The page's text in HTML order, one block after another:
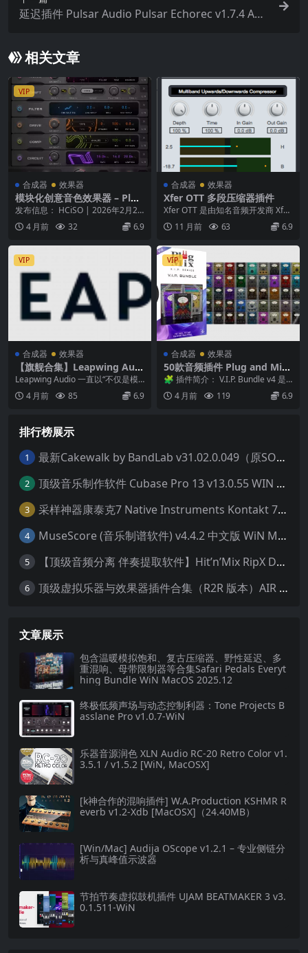
延迟插件 Pulsar Audio Pulsar Echorec v1.7.4 AR
相关文章
VIP
合成器 效果器
模块化创意音色效果器 – Plug
in Alliance Brainworx bx_to
nebox v1.0.0 macOS [HCiS
O]
发布信息： HCiSO | 2026年2月22
日 平台： macOS (支持 m...
4 月前 32 6.9
合成器 效果器
Xfer OTT 多段压缩器插件
Xfer OTT 是由知名音频开发商 Xfer
Records 发布的一款 免费...
11 月前 63 6.9
VIP
合成器 效果器
【旗舰合集】Leapwing Audi
o Bundle v2025.12 (macOS)
Leapwing Audio 一直以“不仅是模
拟，更是创新”而著称。他们不单纯
复...4 月前 85 6.9
VIP
合成器 效果器
50款音频插件 Plug and Mix
VIP Bundle 4.1.0 Win macO
S
🧩 插件简介： V.I.P. Bundle v4 是 P
lug & Mi...
4 月前 119 6.9
排行榜展示
1 最新Cakewalk by BandLab v31.02.0.049（原SONAR白金版）中文版/安装方法（Win）
2 顶级音乐制作软件 Cubase Pro 13 v13.0.55 WIN MAC 破解版下载含全套80G音色库 附安装教程
3 采样神器康泰克7 Native Instruments Kontakt 7 v7.10.9 WiN MAC 便携版 MAC含批量入库工具 NICNT文件制作工具 非标准音色库入库
4 MuseScore (音乐制谱软件) v4.4.2 中文版 WiN MAC
5 【顶级音频分离 伴奏提取软件】Hit’n’Mix RipX DeepAudio v7.5.1 WIN MAC
6 顶级虚拟乐器与效果器插件合集（R2R 版本）AIR Music Technology
文章展示
包含温暖模拟饱和、复古压缩器、野性延迟、多
重混响、母带限制器等合集Safari Pedals Everyt
hing Bundle WiN MacOS 2025.12
终极低频声场与动态控制利器：Tone Projects B
asslane Pro v1.0.7-WiN
乐器音源润色 XLN Audio RC-20 Retro Color v1.
3.5.1 / v1.5.2 [WiN, MacOSX]
[k神合作的混响插件] W.A.Production KSHMR R
everb v1.2-Xdb [MacOSX]（24.40MB）
[Win/Mac] Audija OScope v1.2.1 – 专业侧链分
析与真峰值示波器
节拍节奏虚拟鼓机插件 UJAM BEATMAKER 3 v3.
0.1.511-WiN